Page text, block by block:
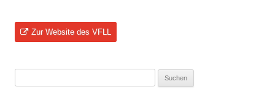
Zur Website des VFLL